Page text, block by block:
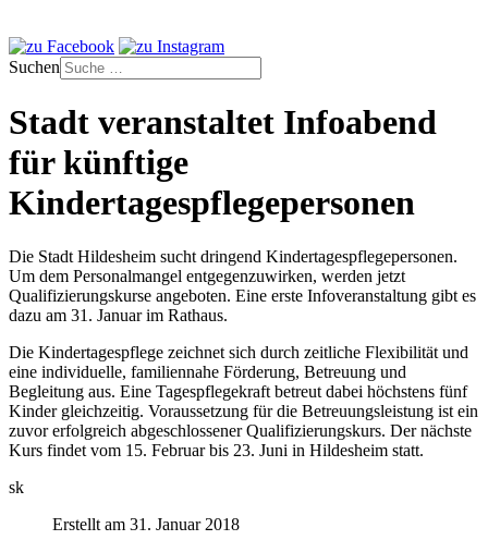
Suchen
Stadt veranstaltet Infoabend
für künftige
Kindertagespflegepersonen
Die Stadt Hildesheim sucht dringend Kindertagespflegepersonen.
Um dem Personalmangel entgegenzuwirken, werden jetzt
Qualifizierungskurse angeboten. Eine erste Infoveranstaltung gibt es
dazu am 31. Januar im Rathaus.
Die Kindertagespflege zeichnet sich durch zeitliche Flexibilität und
eine individuelle, familiennahe Förderung, Betreuung und
Begleitung aus. Eine Tagespflegekraft betreut dabei höchstens fünf
Kinder gleichzeitig. Voraussetzung für die Betreuungsleistung ist ein
zuvor erfolgreich abgeschlossener Qualifizierungskurs. Der nächste
Kurs findet vom 15. Februar bis 23. Juni in Hildesheim statt.
sk
Erstellt am 31. Januar 2018